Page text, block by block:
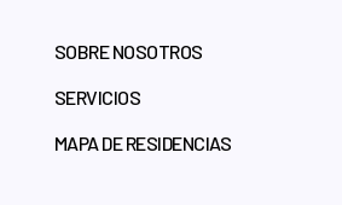
SOBRE NOSOTROS
SERVICIOS
MAPA DE RESIDENCIAS